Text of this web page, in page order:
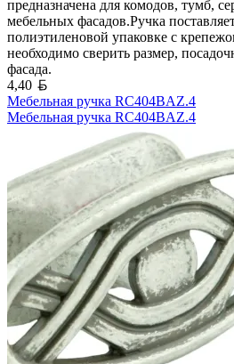
предназначена для комодов, тумб,
мебельных фасадов.Ручка
полиэтиленовой упаковке с
необходимо сверить размер,
фасада.
4,40
Мебельная ручка RC404BAZ.4
Мебельная ручка RC404BAZ.4